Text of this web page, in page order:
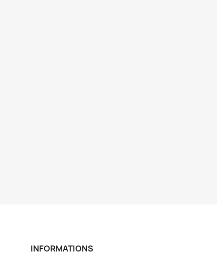
INFORMATIONS